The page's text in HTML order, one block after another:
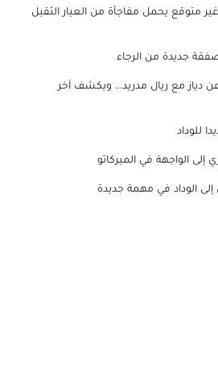
متوقع يحمل مفاجأة من العيار الثقيل
جديدة من الرجاء
دياز مع ريال مدريد... ويكشف آخر
للوداد
إلى الواجهة في الميركاتو
الوداد في مهمة جديدة